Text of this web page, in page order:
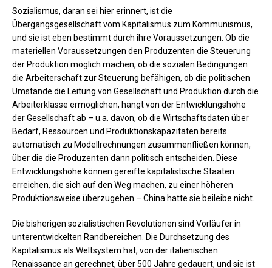
Sozialismus, daran sei hier erinnert, ist die
Übergangsgesellschaft vom Kapitalismus zum Kommunismus,
und sie ist eben bestimmt durch ihre Voraussetzungen. Ob die
materiellen Voraussetzungen den Produzenten die Steuerung
der Produktion möglich machen, ob die sozialen Bedingungen
die Arbeiterschaft zur Steuerung befähigen, ob die politischen
Umstände die Leitung von Gesellschaft und Produktion durch die
Arbeiterklasse ermöglichen, hängt von der Entwicklungshöhe
der Gesellschaft ab – u.a. davon, ob die Wirtschaftsdaten über
Bedarf, Ressourcen und Produktionskapazitäten bereits
automatisch zu Modellrechnungen zusammenfließen können,
über die die Produzenten dann politisch entscheiden. Diese
Entwicklungshöhe können gereifte kapitalistische Staaten
erreichen, die sich auf den Weg machen, zu einer höheren
Produktionsweise überzugehen – China hatte sie beileibe nicht.
Die bisherigen sozialistischen Revolutionen sind Vorläufer in
unterentwickelten Randbereichen. Die Durchsetzung des
Kapitalismus als Weltsystem hat, von der italienischen
Renaissance an gerechnet, über 500 Jahre gedauert, und sie ist